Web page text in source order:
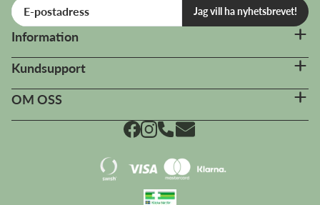
Jag vill ha nyhetsbrevet!
Information
Kundsupport
OM OSS